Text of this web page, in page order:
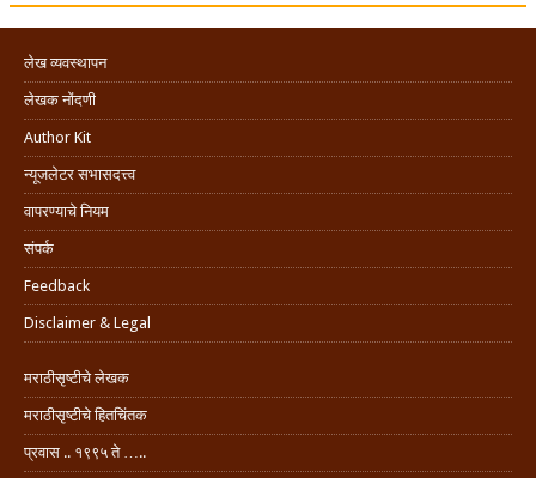
लेख व्यवस्थापन
लेखक नोंदणी
Author Kit
न्यूजलेटर सभासदत्त्व
वापरण्याचे नियम
संपर्क
Feedback
Disclaimer & Legal
मराठीसृष्टीचे लेखक
मराठीसृष्टीचे हितचिंतक
प्रवास .. १९९५ ते …..